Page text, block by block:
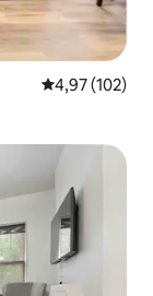
4,97 de uma
4,97 (102)